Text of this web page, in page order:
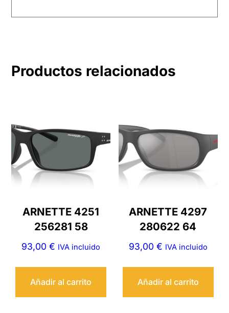
Productos relacionados
ARNETTE 4251
256281 58
93,00€ IVA incluido
Añadir al carrito
ARNETTE 4297
280622 64
93,00 € IVA incluido
Añadir al carrito